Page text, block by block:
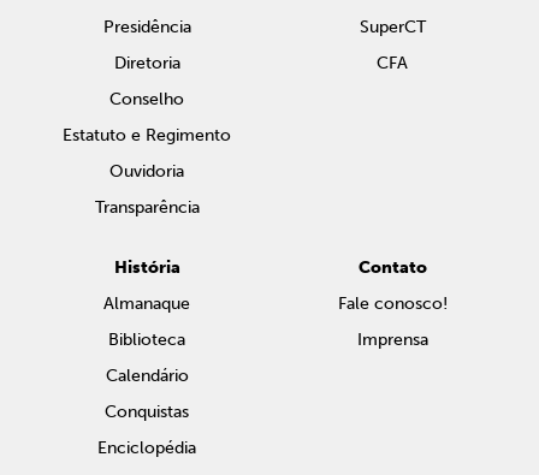
Presidência
Diretoria
Conselho
Estatuto e Regimento
Ouvidoria
Transparência
SuperCT
CFA
História
Almanaque
Biblioteca
Calendário
Conquistas
Enciclopédia
Contato
Fale conosco!
Imprensa